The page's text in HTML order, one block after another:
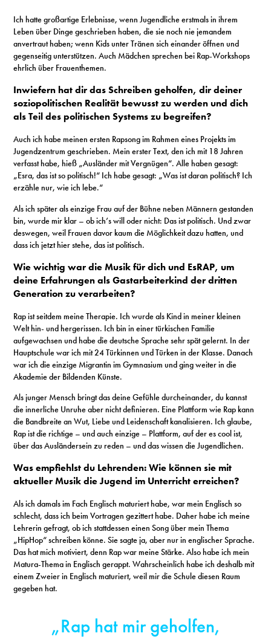
Ich hatte großartige Erlebnisse, wenn Jugendliche erstmals in ihrem
Leben über Dinge geschrieben haben, die sie noch nie jemandem
anvertraut haben; wenn Kids unter Tränen sich einander öffnen und
gegenseitig unterstützen. Auch Mädchen sprechen bei Rap-Workshops
ehrlich über Frauenthemen.
Inwiefern hat dir das Schreiben geholfen, dir deiner
soziopolitischen Realität bewusst zu werden und dich
als Teil des politischen Systems zu begreifen?
Auch ich habe meinen ersten Rapsong im Rahmen eines Projekts im
Jugendzentrum geschrieben. Mein erster Text, den ich mit 18 Jahren
verfasst habe, hieß „Ausländer mit Vergnügen“. Alle haben gesagt:
„Esra, das ist so politisch!“ Ich habe gesagt: „Was ist daran politisch? Ich
erzähle nur, wie ich lebe.“
Als ich später als einzige Frau auf der Bühne neben Männern gestanden
bin, wurde mir klar – ob ich’s will oder nicht: Das ist politisch. Und zwar
deswegen, weil Frauen davor kaum die Möglichkeit dazu hatten, und
dass ich jetzt hier stehe, das ist politisch.
Wie wichtig war die Musik für dich und EsRAP, um
deine Erfahrungen als Gastarbeiterkind der dritten
Generation zu verarbeiten?
Rap ist seitdem meine Therapie. Ich wurde als Kind in meiner kleinen
Welt hin- und hergerissen. Ich bin in einer türkischen Familie
aufgewachsen und habe die deutsche Sprache sehr spät gelernt. In der
Hauptschule war ich mit 24 Türkinnen und Türken in der Klasse. Danach
war ich die einzige Migrantin im Gymnasium und ging weiter in die
Akademie der Bildenden Künste.
Als junger Mensch bringt das deine Gefühle durcheinander, du kannst
die innerliche Unruhe aber nicht definieren. Eine Plattform wie Rap kann
die Bandbreite an Wut, Liebe und Leidenschaft kanalisieren. Ich glaube,
Rap ist die richtige – und auch einzige – Plattform, auf der es cool ist,
über das Ausländersein zu reden – und das wissen die Jugendlichen.
Was empfiehlst du Lehrenden: Wie können sie mit
aktueller Musik die Jugend im Unterricht erreichen?
Als ich damals im Fach Englisch maturiert habe, war mein Englisch so
schlecht, dass ich beim Vortragen gezittert habe. Daher habe ich meine
Lehrerin gefragt, ob ich stattdessen einen Song über mein Thema
„HipHop“ schreiben könne. Sie sagte ja, aber nur in englischer Sprache.
Das hat mich motiviert, denn Rap war meine Stärke. Also habe ich mein
Matura-Thema in Englisch gerappt. Wahrscheinlich habe ich deshalb mit
einem Zweier in Englisch maturiert, weil mir die Schule diesen Raum
gegeben hat.
„Rap hat mir geholfen,